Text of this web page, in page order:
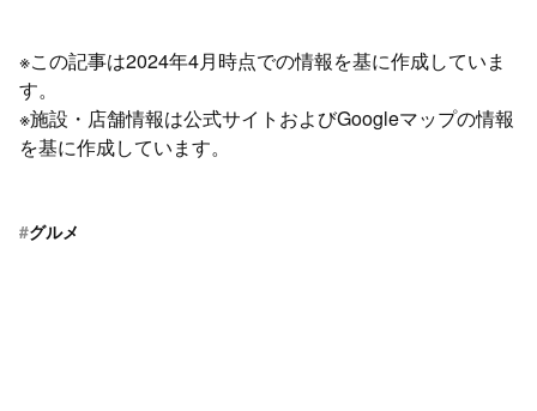
※この記事は2024年4月時点での情報を基に作成していま
す。
※施設・店舗情報は公式サイトおよびGoogleマップの情報
を基に作成しています。
#グルメ